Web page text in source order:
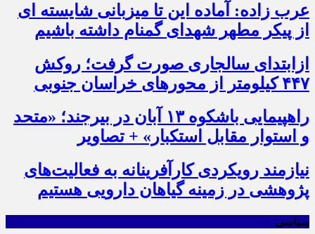
عرب زاده: آماده این تا میزبانی شایسته ای
از پیکر مطهر شهدای گمنام داشته باشیم
ازابتدای سالجاری صورت گرفت؛ روکش
۴۴۷ کیلومتر از محورهای خراسان جنوبی
راهپیمایی باشکوه ۱۳ آبان در بیرجند؛ «متحد
و استوار مقابل استکبار» + تصاویر
نیازمند رویکردی کارآفرینانه به فعالیت‌های
پژوهشی در زمینه گیاهان دارویی هستیم
سیاسی